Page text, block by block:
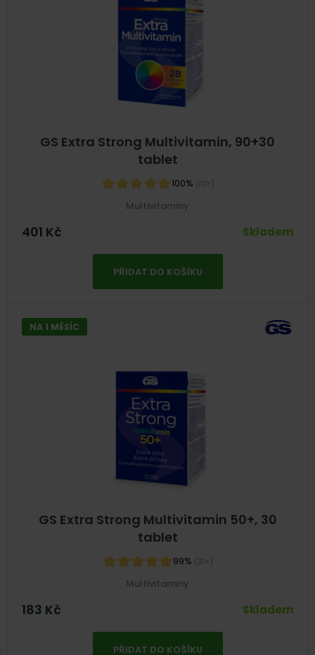
GS Extra Strong Multivitamin, 90+30
tablet
100% (12×)
Multivitaminy
401 Kč Skladem
PŘIDAT DO KOŠÍKU
GS Extra Strong Multivitamin 50+, 30
tablet
99% (21×)
NA 1 MĚSÍC
Multivitaminy
183 Kč Skladem
PŘIDAT DO KOŠÍKU